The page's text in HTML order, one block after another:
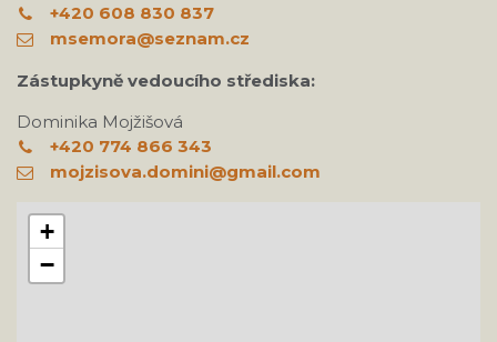
+420 608 830 837
msemora@seznam.cz
Zástupkyně vedoucího střediska:
Dominika Mojžišová
+420 774 866 343
mojzisova.domini@gmail.com
+
−